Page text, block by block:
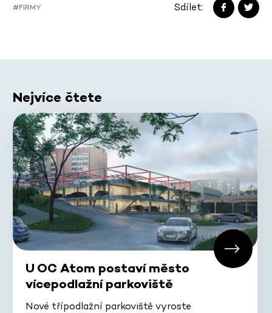
#FIRMY Sdílet:
Nejvíce čtete
U OC Atom postaví město
vícepodlažní parkoviště
Nové třípodlažní parkoviště vyroste